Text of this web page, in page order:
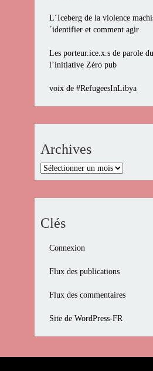
L´Iceberg de la violence
´identifier et comment agir
Les porteur.ice.x.s de parole
l’initiative Zéro pub
voix de #RefugeesInLibya
Archives
Archives
Clés
Connexion
Flux des publications
Flux des commentaires
Site de WordPress-FR